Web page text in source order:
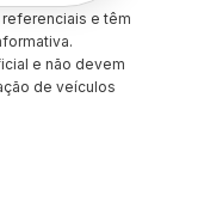
e têm
e não devem
de veículos